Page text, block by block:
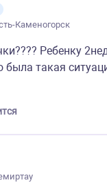
Каменогорск
Ребенку
была такая